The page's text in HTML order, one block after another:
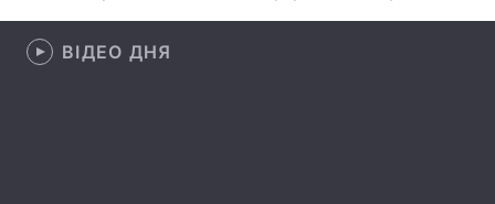
Техно і зв'язок
ВІДЕО ДНЯ